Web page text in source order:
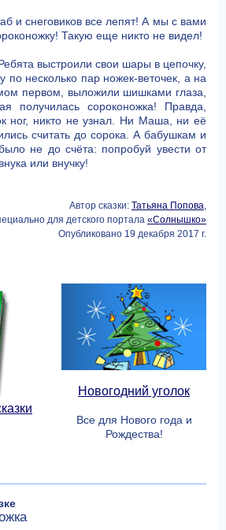
и снеговиков все лепят! А мы с вами
Такую еще никто не видел!
выстроили свои шары в цепочку,
по несколько пар ножек-веточек, а на
первом, выложили шишками глаза,
получилась сороконожка! Правда,
ног, никто не узнал. Ни Маша, ни её
считать до сорока. А бабушкам и
не до счёта: попробуй увести от
или внучку!
Автор сказки: Татьяна Попова
для детского портала «Солнышко»
Опубликовано 19 декабря 2017 г.
Новогодний уголок
Все для Нового года и
Рождества!